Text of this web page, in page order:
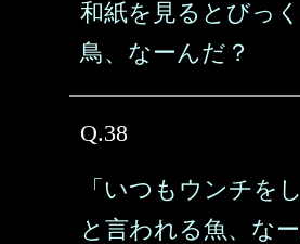
和紙を見るとびっ
鳥、なーんだ？
Q.38
「いつもウンチを
と言われる魚、な